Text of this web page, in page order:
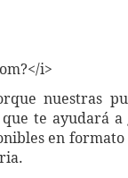
i>
nuestras
te ayudará
en